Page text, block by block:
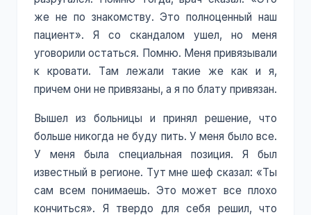
же не по знакомству. Это полноценный наш
пациент». Я со скандалом ушел, но меня
уговорили остаться. Помню. Меня привязывали
к кровати. Там лежали такие же как и я,
причем они не привязаны, а я по блату привязан.
Вышел из больницы и принял решение, что
больше никогда не буду пить. У меня было все.
У меня была специальная позиция. Я был
известный в регионе. Тут мне шеф сказал: «Ты
сам всем понимаешь. Это может все плохо
кончиться». Я твердо для себя решил, что